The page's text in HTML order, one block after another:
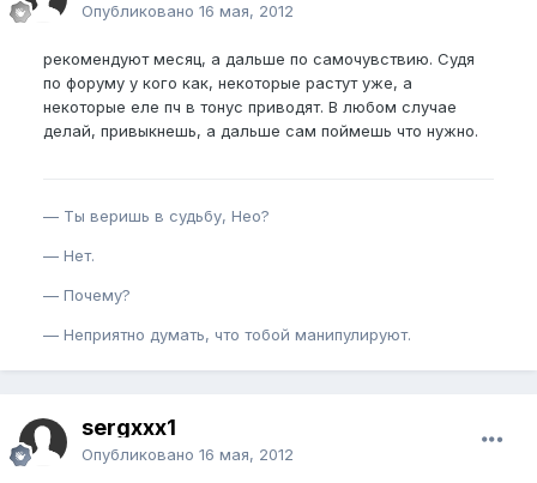
Опубликовано 16 мая, 2012
рекомендуют месяц, а дальше по самочувствию. Судя
по форуму у кого как, некоторые растут уже, а
некоторые еле пч в тонус приводят. В любом случае
делай, привыкнешь, а дальше сам поймешь что нужно.
— Ты веришь в судьбу, Нео?
— Нет.
— Почему?
— Неприятно думать, что тобой манипулируют.
sergxxx1
Опубликовано 16 мая, 2012